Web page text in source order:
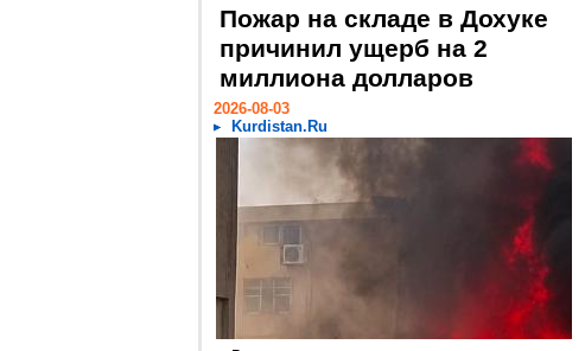
Пожар на складе в Дохуке
причинил ущерб на 2
миллиона долларов
2026-08-03
Kurdistan.Ru